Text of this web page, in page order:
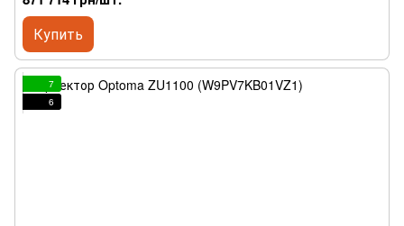
Купить
7
6